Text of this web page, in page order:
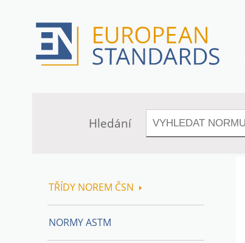
Hledání
TŘÍDY NOREM ČSN
NORMY ASTM